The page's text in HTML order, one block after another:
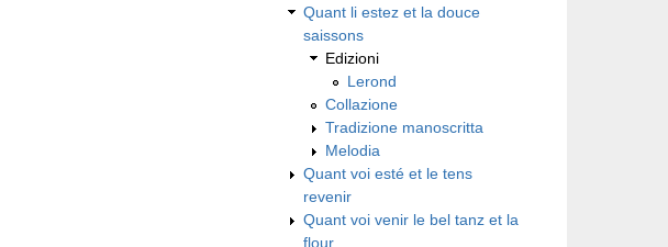
Quant li estez et la douce
saissons
Edizioni
Lerond
Collazione
Tradizione manoscritta
Melodia
Quant voi esté et le tens
revenir
Quant voi venir le bel tanz et la
flour